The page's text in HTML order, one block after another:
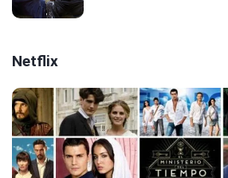
Netflix